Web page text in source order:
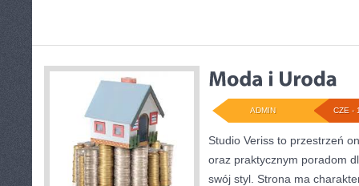
CZE -
ADMIN
Studio Veriss to przestrzeń
oraz praktycznym poradom
swój styl. Strona ma